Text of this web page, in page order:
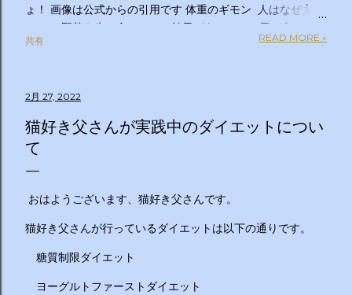
ょ！ 画像は公式からの引用です 体重のギモン 人はなぜ太る
のか？ 野菜を先に食べるのは効果があるの？１日２食と３
食、どっちが太らない？「太りやすい人」と「太りにくい
腹、どうすれば凹む？「フェイスライン」はすっきりさせら
れる？ラクして太りにくい体になる方法は？私の理想体重っ
て何キロ？体重のギモン全部答えます！２時間ＳＰ ◇出演
者 【ＭＣ】林修 【副担任】斎藤ちはる（テレビ朝日アナ
ウンサー）【学級委員長】バカリズム 【学友】伊沢拓司
【ゲスト学友】名取裕子 島崎和歌子 宮世琉弥 伊集院光
【講師】小田原雅人 東京医科大学病院客員教授 加
藤俊徳 加藤プラチナクリニック院長 脳の学校 代
運動器認定理学療法士 ◇おしらせ ※２０：２５〜２
０：２８は「私の幸福時間」を放送いたします ☆番組ＨＰ
共有 READ MORE »
2月 27, 2022
猫好き父さんが実践中のダイエットについ
て
おはようございます、猫好き父さんです。
猫好き父さんが行っているダイエットは以下の通りです。
糖質制限ダイエット
ヨーグルトファーストダイエット